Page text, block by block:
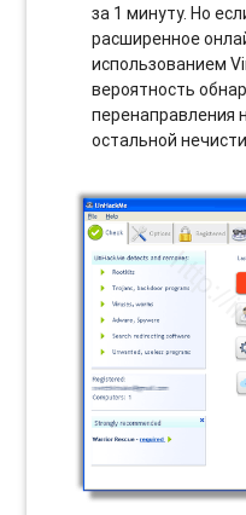
за 1 минуту. Но
расширенное
использованием
вероятность
перенаправления
остальной нечисти.